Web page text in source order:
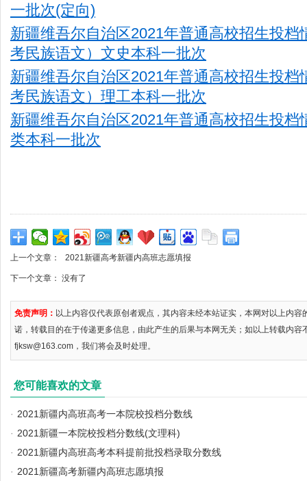
一批次(定向)
新疆维吾尔自治区2021年普通高校招生投档
考民族语文）文史本科一批次
新疆维吾尔自治区2021年普通高校招生投档
考民族语文）理工本科一批次
新疆维吾尔自治区2021年普通高校招生投档
类本科一批次
上一个文章： 2021新疆高考新疆内高班志愿填报
下一个文章： 没有了
免责声明： 以上内容仅代表原创者观点，其内容未经本站证实，本网对以上内
诺，转载目的在于传递更多信息，由此产生的后果与本网无关；如以上转载内容
fjksw@163.com，我们将会及时处理。
您可能喜欢的文章
· 2021新疆内高班高考一本院校投档分数线
· 2021新疆一本院校投档分数线(文理科)
· 2021新疆内高班高考本科提前批投档录取分数线
· 2021新疆高考新疆内高班志愿填报